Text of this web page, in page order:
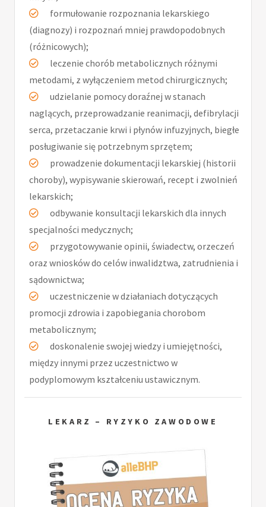
formułowanie rozpoznania lekarskiego
(diagnozy) i rozpoznań mniej prawdopodobnych
(różnicowych);
leczenie chorób metabolicznych różnymi
metodami, z wyłączeniem metod chirurgicznych;
udzielanie pomocy doraźnej w stanach
naglących, przeprowadzanie reanimacji, defibrylacji
serca, przetaczanie krwi i płynów infuzyjnych, biegłe
posługiwanie się potrzebnym sprzętem;
prowadzenie dokumentacji lekarskiej (historii
choroby), wypisywanie skierowań, recept i zwolnień
lekarskich;
odbywanie konsultacji lekarskich dla innych
specjalności medycznych;
przygotowywanie opinii, świadectw, orzeczeń
oraz wniosków do celów inwalidztwa, zatrudnienia i
sądownictwa;
uczestniczenie w działaniach dotyczących
promocji zdrowia i zapobiegania chorobom
metabolicznym;
doskonalenie swojej wiedzy i umiejętności,
między innymi przez uczestnictwo w
podyplomowym kształceniu ustawicznym.
LEKARZ – RYZYKO ZAWODOWE